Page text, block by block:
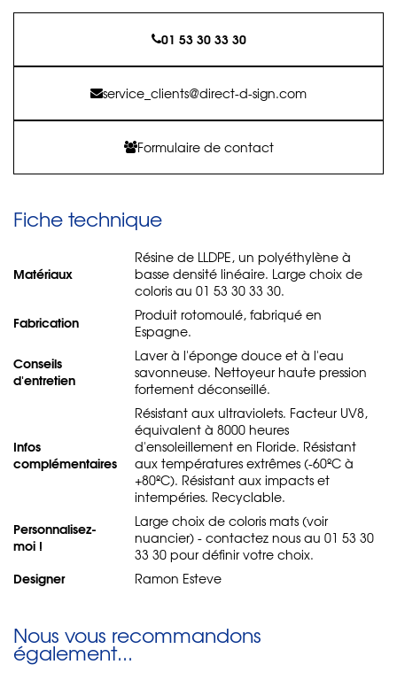
01 53 30 33 30
service_clients@direct-d-sign.com
Formulaire de contact
Fiche technique
Matériaux
Résine de LLDPE, un polyéthylène à
basse densité linéaire. Large choix de
coloris au 01 53 30 33 30.
Fabrication
Produit rotomoulé, fabriqué en
Espagne.
Conseils
d'entretien
Laver à l'éponge douce et à l'eau
savonneuse. Nettoyeur haute pression
fortement déconseillé.
Infos
complémentaires
Résistant aux ultraviolets. Facteur UV8,
équivalent à 8000 heures
d'ensoleillement en Floride. Résistant
aux températures extrêmes (-60ºC à
+80ºC). Résistant aux impacts et
intempéries. Recyclable.
Personnalisez-
moi !
Large choix de coloris mats (voir
nuancier) - contactez nous au 01 53 30
33 30 pour définir votre choix.
Designer Ramon Esteve
Nous vous recommandons
également...